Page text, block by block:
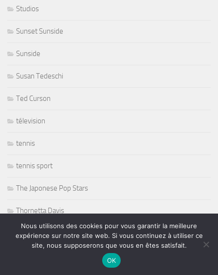
Studios
Sunset Sunside
Sunside
Susan Tedeschi
Ted Curson
télevision
tennis
tennis sport
The Japonese Pop Stars
Thornetta Davis
Thrash Metal
Nous utilisons des cookies pour vous garantir la meilleure
expérience sur notre site web. Si vous continuez à utiliser ce
site, nous supposerons que vous en êtes satisfait.
OK